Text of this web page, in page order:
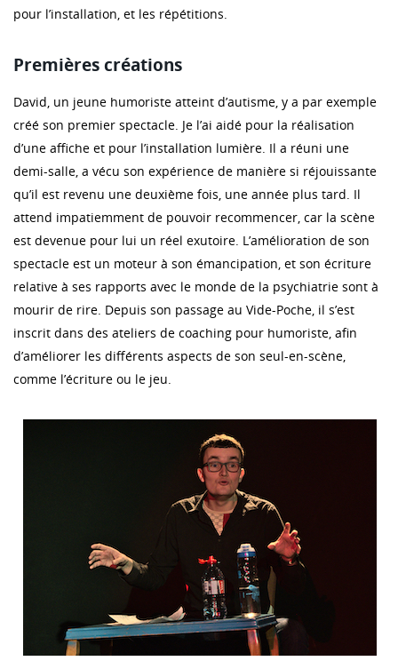
pour l’installation, et les répétitions.
Premières créations
David, un jeune humoriste atteint d’autisme, y a par exemple
créé son premier spectacle. Je l’ai aidé pour la réalisation
d’une affiche et pour l’installation lumière. Il a réuni une
demi-salle, a vécu son expérience de manière si réjouissante
qu’il est revenu une deuxième fois, une année plus tard. Il
attend impatiemment de pouvoir recommencer, car la scène
est devenue pour lui un réel exutoire. L’amélioration de son
spectacle est un moteur à son émancipation, et son écriture
relative à ses rapports avec le monde de la psychiatrie sont à
mourir de rire. Depuis son passage au Vide-Poche, il s’est
inscrit dans des ateliers de coaching pour humoriste, afin
d’améliorer les différents aspects de son seul-en-scène,
comme l’écriture ou le jeu.